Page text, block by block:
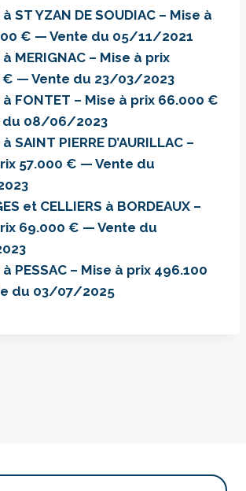
ST YZAN DE SOUDIAC – Mise à
€ — Vente du 05/11/2021
à MERIGNAC – Mise à prix
€ — Vente du 23/03/2023
à FONTET – Mise à prix 66.000 €
du 08/06/2023
SAINT PIERRE D’AURILLAC –
57.000 € — Vente du
et CELLIERS à BORDEAUX –
69.000 € — Vente du
à PESSAC – Mise à prix 496.100
du 03/07/2025